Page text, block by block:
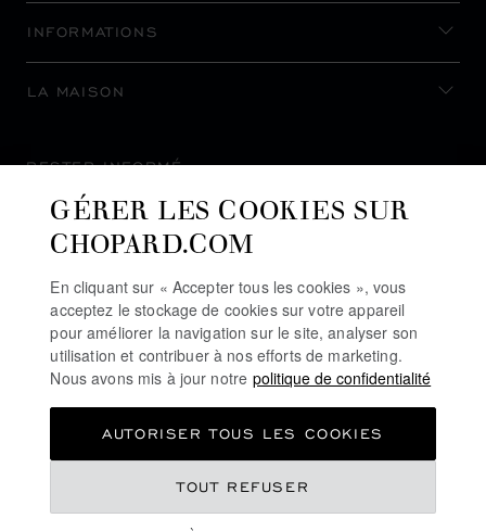
INFORMATIONS
LA MAISON
RESTER INFORMÉ
S’INSCRIRE À LA NEWSLETTER
POLITIQUE DES COOKIES
GÉRER LES COOKIES SUR
CHOPARD.COM
En cliquant sur « Accepter tous les cookies », vous
acceptez le stockage de cookies sur votre appareil
pour améliorer la navigation sur le site, analyser son
utilisation et contribuer à nos efforts de marketing.
Nous avons mis à jour notre politique de confidentialité
TOUT REFUSER
AUTORISER TOUS LES COOKIES